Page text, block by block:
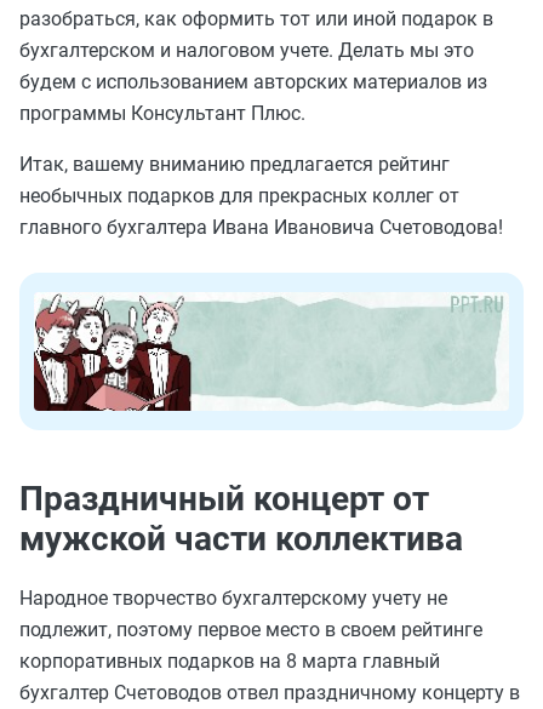
разобраться, как оформить тот или иной подарок в
бухгалтерском и налоговом учете. Делать мы это
будем с использованием авторских материалов из
программы Консультант Плюс.
Итак, вашему вниманию предлагается рейтинг
необычных подарков для прекрасных коллег от
главного бухгалтера Ивана Ивановича Счетоводова!
Праздничный концерт от
мужской части коллектива
Народное творчество бухгалтерскому учету не
подлежит, поэтому первое место в своем рейтинге
корпоративных подарков на 8 марта главный
бухгалтер Счетоводов отвел праздничному концерту в